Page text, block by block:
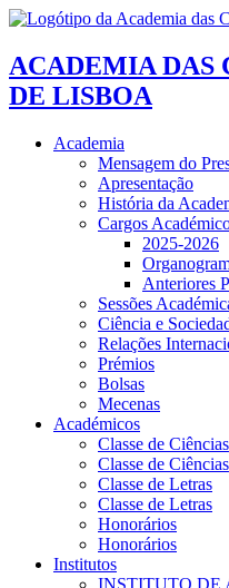
ACADEMIA DAS
DE LISBOA
Academia
Mensagem do
Apresentação
História da
Cargos
2025-2026
Anteriores
Sessões
Ciência e
Relações
Prémios
Bolsas
Mecenas
Académicos
Classe de Ciências
Classe de Ciências
Classe de Letras
Classe de Letras
Honorários
Honorários
Institutos
INSTITUTO DE